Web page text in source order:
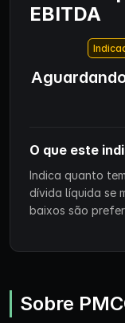
EBITDA
O que este
Indica quanto
dívida líquida se
baixos são
Sobre